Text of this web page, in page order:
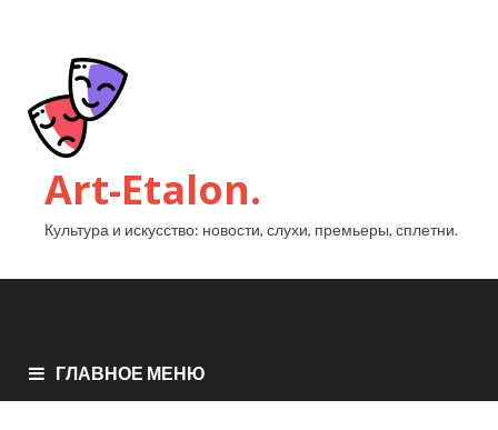
Art-Etalon.
Культура и искусство: новости, слухи, премьеры, сплетни.
ГЛАВНОЕ МЕНЮ